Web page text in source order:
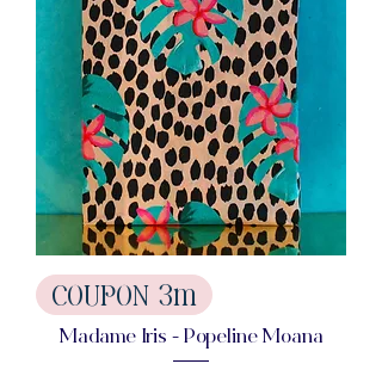
COUPON 3m
Madame Iris - Popeline Moana